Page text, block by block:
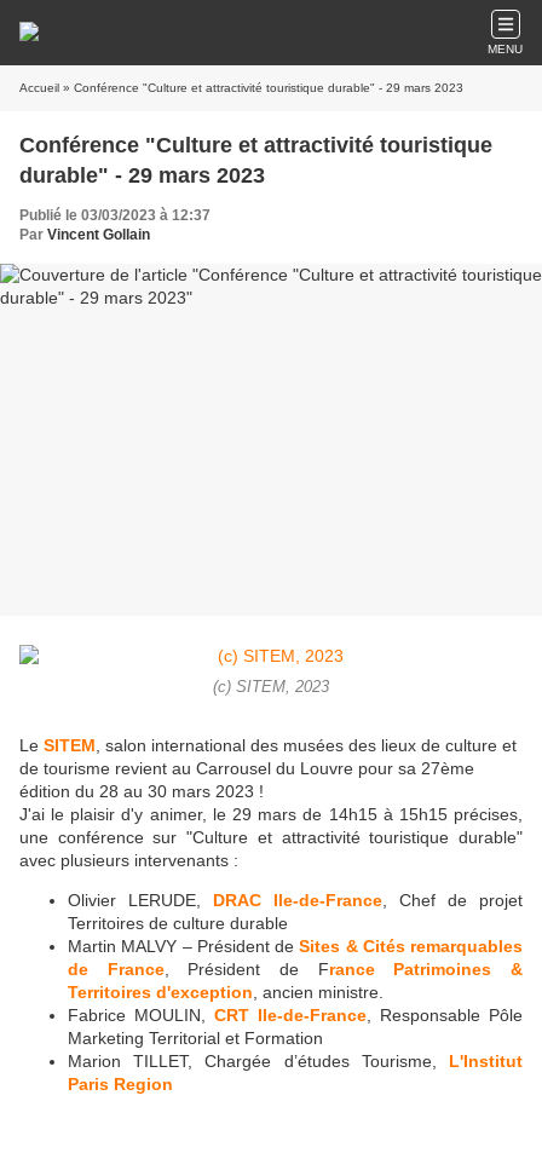
MENU
Accueil » Conférence "Culture et attractivité touristique durable" - 29 mars 2023
Conférence "Culture et attractivité touristique
durable" - 29 mars 2023
Publié le 03/03/2023 à 12:37
Par Vincent Gollain
(c) SITEM, 2023
Le SITEM , salon international des musées des lieux de culture et
de tourisme revient au Carrousel du Louvre pour sa 27ème
édition du 28 au 30 mars 2023 !
J'ai le plaisir d'y animer, le 29 mars de 14h15 à 15h15 précises,
une conférence sur "Culture et attractivité touristique durable"
avec plusieurs intervenants :
Olivier LERUDE, DRAC Ile-de-France , Chef de projet
Territoires de culture durable
Martin MALVY – Président deSites & Cités remarquables
de France, Président de France Patrimoines &
Territoires d'exception , ancien ministre.
Fabrice MOULIN, CRT Ile-de-France , Responsable Pôle
Marketing Territorial et Formation
Marion TILLET, Chargée d’études Tourisme, L'Institut
Paris Region